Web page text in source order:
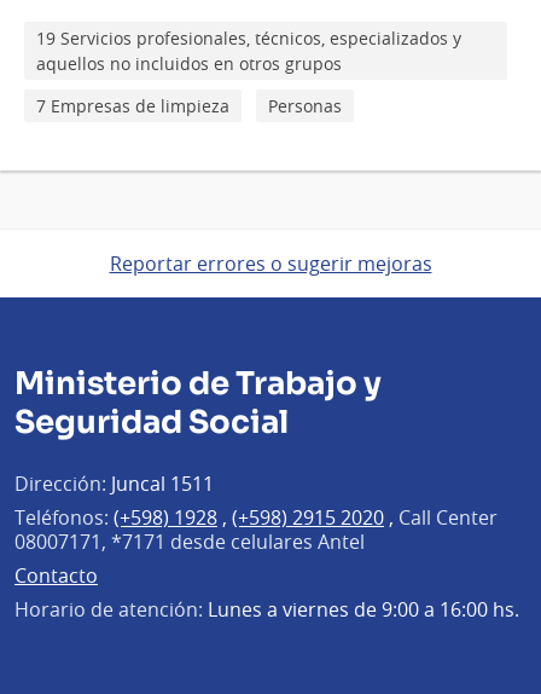
19 Servicios profesionales, técnicos, especializados y
aquellos no incluidos en otros grupos
7 Empresas de limpieza
Personas
Reportar errores o sugerir mejoras
Ministerio de Trabajo y
Seguridad Social
Dirección: Juncal 1511
Teléfonos: (+598) 1928 , (+598) 2915 2020 , Call Center
08007171, *7171 desde celulares Antel
Contacto
Horario de atención: Lunes a viernes de 9:00 a 16:00 hs.